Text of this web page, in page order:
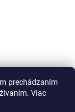
prechádzaním
Viac